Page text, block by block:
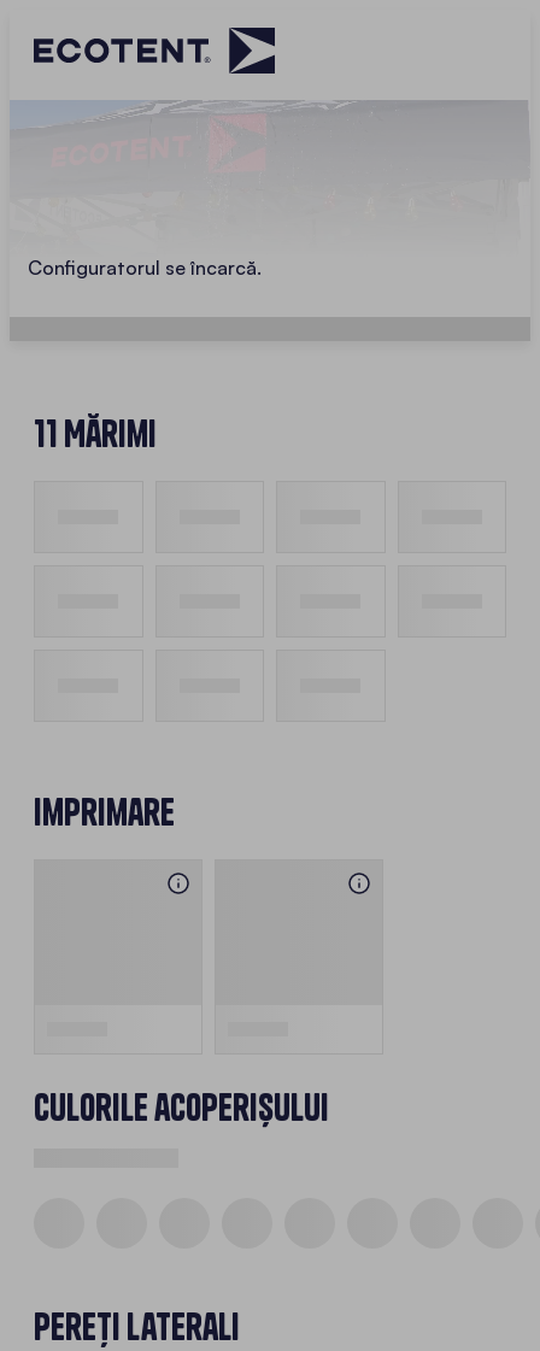
Configuratorul se încarcă.
11 Mărimi
Imprimare
Culorile acoperișului
Pereți laterali